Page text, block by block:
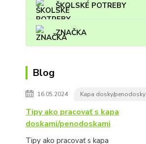
ŠKOLSKÉ POTREBY
ZNAČKA
Blog
16.05.2024 Kapa dosky/penodosky
Tipy ako pracovať s kapa
doskami/penodoskami
Tipy ako pracovať s kapa